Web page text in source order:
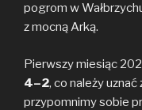
pogrom w
z mocną Arką.
Pierwszy miesiąc
4–2, co należy uznać
przypomnimy sobie